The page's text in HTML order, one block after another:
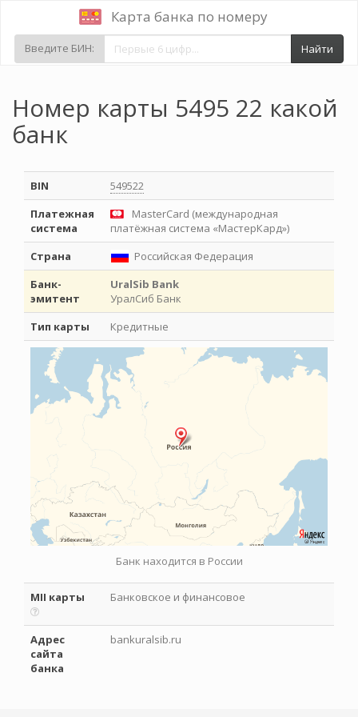
Карта банка по номеру
Введите БИН: Найти
Номер карты 5495 22 какой
банк
BIN
549522
Платежная
система
MasterCard (международная
платёжная система «МастерКард»)
Страна
Российская Федерация
Банк-
эмитент
UralSib Bank
УралСиб Банк
Тип карты
Кредитные
Банк находится в России
MII карты Банковское и финансовое
Адрес
сайта
банка
bankuralsib.ru